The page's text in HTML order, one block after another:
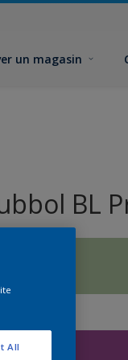
un magasin
BL
All